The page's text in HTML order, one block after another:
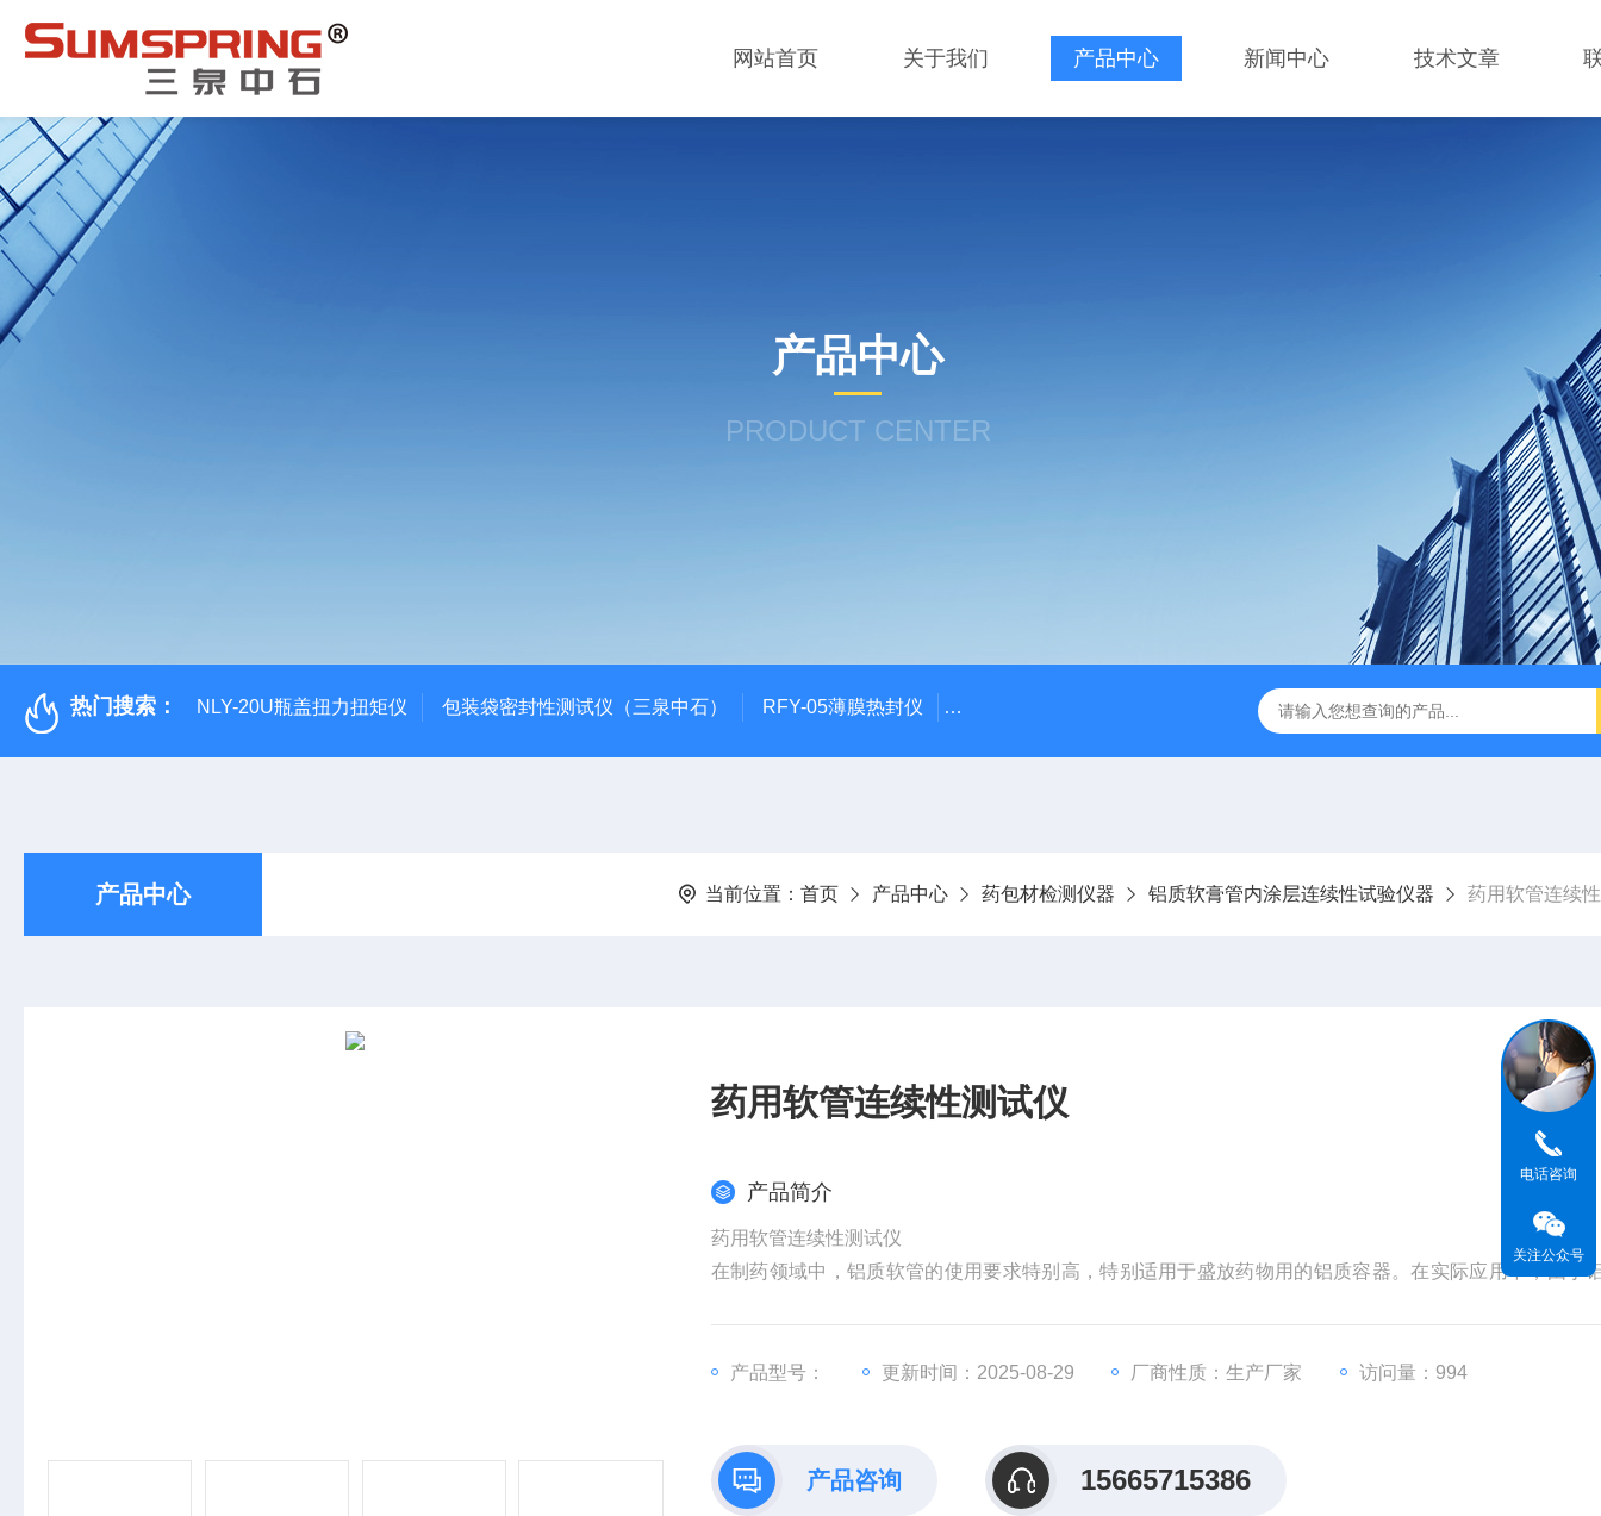
网站首页 关于我们 产品中心 新闻中心 技术文章
产品中心
PRODUCT CENTER
热门搜索： NLY-20U瓶盖扭力扭矩仪 包装袋密封性测试仪（三泉中石） RFY-05薄膜热封仪 安瓿瓶折断力测试仪YBB00332002 金属箔片摆锤冲击测定仪
产品中心 当前位置： 首页 产品中心 药包材检测仪器 铝质软膏管内涂层连续性试验仪器 药用软管连续
药用软管连续性测试仪
产品简介
药用软管连续性测试仪
在制药领域中，铝质软管的使用要求特别高，特别适用于盛放药物用的铝质容器。在实际应用中，由于
续性试验装置，其主要对内涂层进行检测来判断涂层完整性。
产品型号： 更新时间：2025-08-29 厂商性质：生产厂家 访问量：994
产品咨询 15665715386
电话咨询
关注公众号